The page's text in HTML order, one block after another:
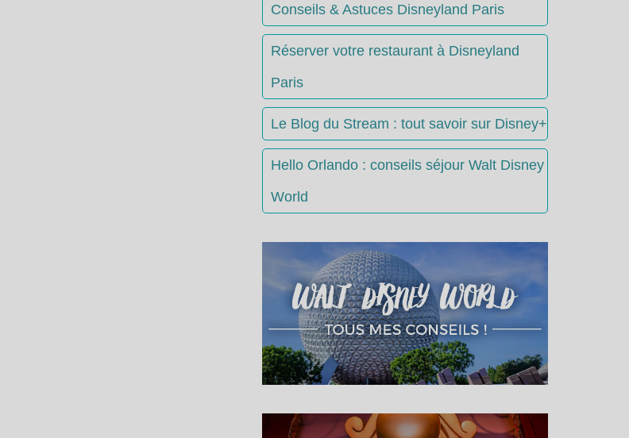
Conseils & Astuces Disneyland Paris
Réserver votre restaurant à Disneyland
Paris
Le Blog du Stream : tout savoir sur Disney+
Hello Orlando : conseils séjour Walt Disney
World